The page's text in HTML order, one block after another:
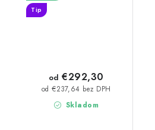
Tip
Skladom
od €237,64 bez DPH
od €292,30